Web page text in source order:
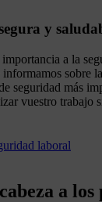
y
a la
sobre
seguridad más
vuestro trabajo
laboral
a los